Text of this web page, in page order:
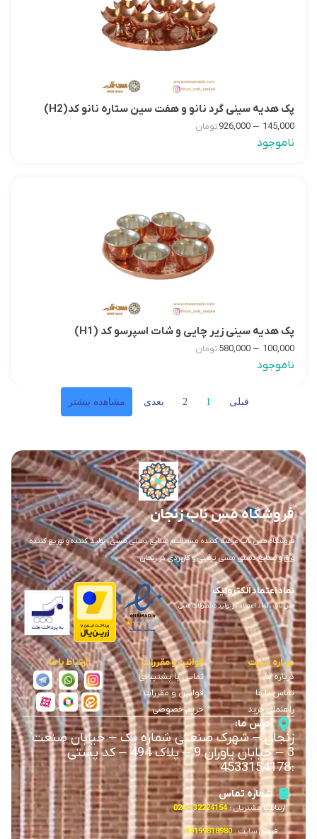
پک هدیه سینی گرد نانو و هفت سین ستاره نانو کد(H2)
145,000
–
926,000تومان
ناموجود
پک هدیه سینی زیر چایی و شات اسپرسو کد (H1)
100,000
–
580,000تومان
ناموجود
قبلی 1
2 بعدی مشاهده بیشتر
فروشگاه مس ناب زنجان
فروشگاه مس ناب عرضه کننده مستقیم صنایع دستی مسی ، تولید کننده و توزیع کننده
ورق و صنایع دستی مسی تزئینی و کاربردی در زنجان
نماد اعتماد الکترونیک
مس ناب ، نماد اعتماد در تولید محصولات مسی
درباره سایت
درباره ما
تماس با ما
راهنمای خرید
قوانین و مقررات
تماس با پشتیبانی
قوانین و مقررات
حریم خصوصی
ارتباط با ما
آدرس ما:
زنجان–شهرک صنعتی شماره یک–خیابان صنعت
3
–خیابان یاوران 9 –
پلاک 494 – کد پستی
:
4533154178
شماره تماس
ارتباط با مشتریان : 32224154 – 024
فروش سایت :09199818980